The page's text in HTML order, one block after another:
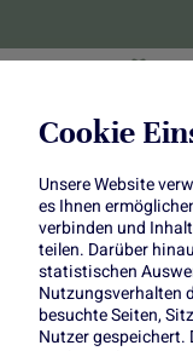
Cookie
Unsere Website
es Ihnen
verbinden und
teilen. Darüber
statistischen
Nutzungsverhalten
besuchte Seiten,
Nutzer gespeichert.
Es gibt
sich